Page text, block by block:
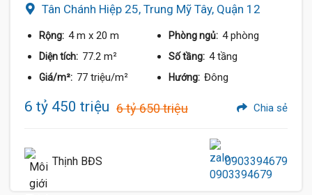
Tân Chánh Hiệp 25, Trung Mỹ Tây, Quận 12
Rộng: 4 m x 20 m Phòng ngủ: 4 phòng
Diện tích: 77.2 m² Số tầng: 4 tầng
Giá/m²: 77 triệu/m² Hướng: Đông
6 tỷ 450 triệu 6 tỷ 650 triệu Chia sẻ
Thịnh BĐS 0903394679